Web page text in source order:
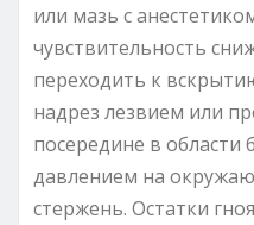
или мазь с
чувствительность
переходить к
надрез лезвием или
посередине в области
давлением на
стержень. Остатки